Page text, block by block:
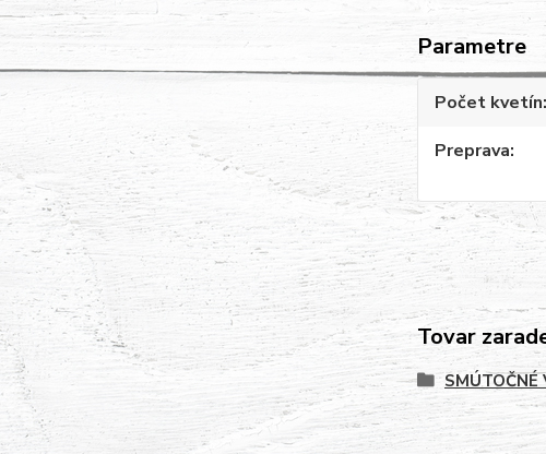
Parametre
Počet kvetín
Preprava
Tovar
SMÚTOČNÉ